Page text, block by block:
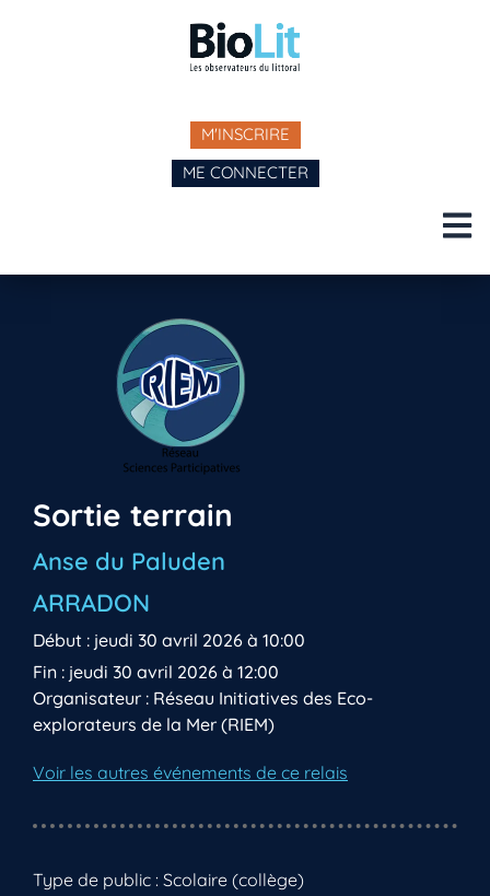
M'INSCRIRE
ME CONNECTER
Sortie terrain
Anse du Paluden
ARRADON
Début : jeudi 30 avril 2026 à 10:00
Fin : jeudi 30 avril 2026 à 12:00
Organisateur : Réseau Initiatives des Eco-
explorateurs de la Mer (RIEM)
Voir les autres événements de ce relais
Type de public : Scolaire (collège)